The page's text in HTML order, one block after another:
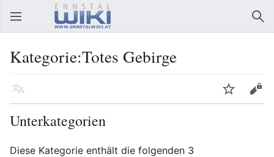
Hauptmenü öffnen
Kategorie:Totes Gebirge
Sprache Beobachten Bearbeiten
Unterkategorien
Diese Kategorie enthält die folgenden 3